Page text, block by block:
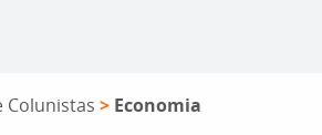
Colunistas > Economia